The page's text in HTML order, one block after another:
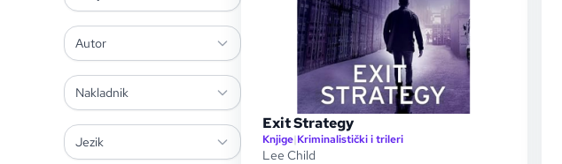
Autor
Nakladnik
Jezik
Exit Strategy
Knjige|Kriminalistički i trileri
Lee Child